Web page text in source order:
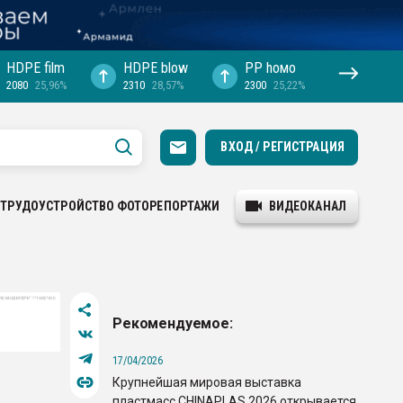
HDPE film
2080 25,96%
HDPE blow
2310 28,57%
PP hомо
2300 25,22%
ВХОД / РЕГИСТРАЦИЯ
ТРУДОУСТРОЙСТВО ФОТОРЕПОРТАЖИ ВИДЕОКАНАЛ
Рекомендуемое:
17/04/2026
Крупнейшая мировая выставка